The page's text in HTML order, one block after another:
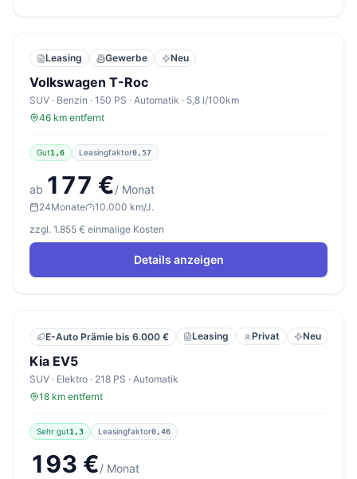
Leasing Gewerbe Neu
Volkswagen T-Roc
SUV · Benzin · 150 PS · Automatik · 5,8 l/100km
46 km entfernt
Gut1,6 Leasingfaktor0,57
ab 177 €/ Monat
24Monate
10.000 km/J.
zzgl. 1.855 € einmalige Kosten
Details anzeigen
E-Auto Prämie bis 6.000 € Leasing Privat Neu
Kia EV5
SUV · Elektro · 218 PS · Automatik
18 km entfernt
Sehr gut1,3 Leasingfaktor0,46
193 €/ Monat